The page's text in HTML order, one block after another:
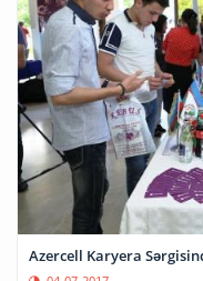
Azercell Karyera